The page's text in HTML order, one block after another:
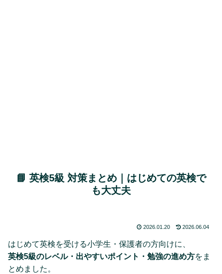
📘 英検5級 対策まとめ｜はじめての英検で
も大丈夫
2026.01.20 2026.06.04
はじめて英検を受ける小学生・保護者の方向けに、
英検5級のレベル・出やすいポイント・勉強の進め方をま
とめました。